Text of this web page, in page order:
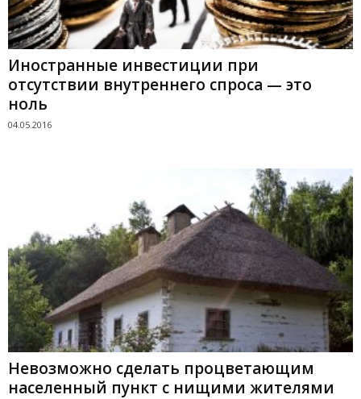
Иностранные инвестиции при
отсутствии внутреннего спроса — это
ноль
04.05.2016
Невозможно сделать процветающим
населенный пункт с нищими жителями